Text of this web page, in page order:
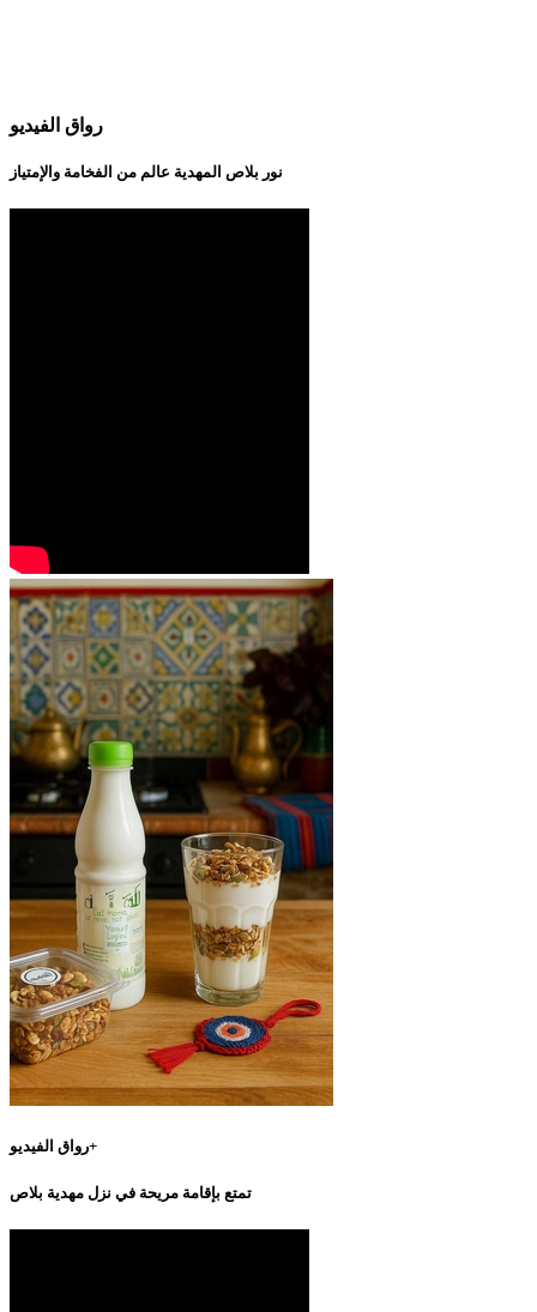
رواق الفيديو
نور بلاص المهدية عالم من الفخامة والإمتياز
رواق الفيديو+
تمتع بإقامة مريحة في نزل مهدية بلاص